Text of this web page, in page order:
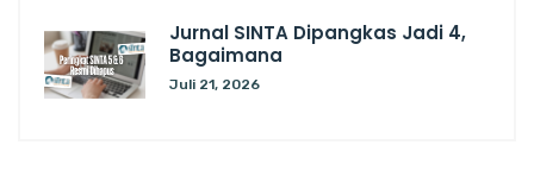
Jurnal SINTA Dipangkas Jadi 4,
Bagaimana
Juli 21, 2026